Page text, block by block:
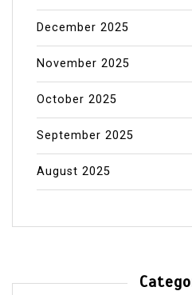
December 2025
November 2025
October 2025
September 2025
August 2025